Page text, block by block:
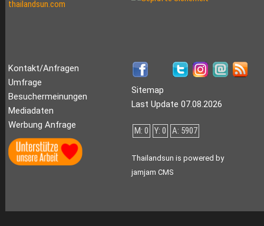
Kontakt/Anfragen
Umfrage
Besuchermeinungen
Mediadaten
Werbung Anfrage
Sitemap
Last Update 07.08.2026
M: 0 Y: 0 A: 5907
Thailandsun is powered by
jamjam CMS